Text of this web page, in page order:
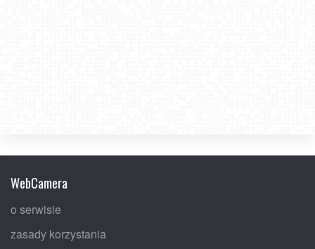
WebCamera
o serwisie
zasady korzystania